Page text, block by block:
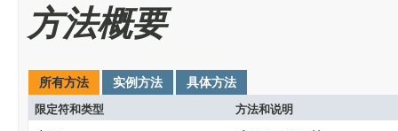
方法概要
所有方法 实例方法 具体方法
限定符和类型 方法和说明